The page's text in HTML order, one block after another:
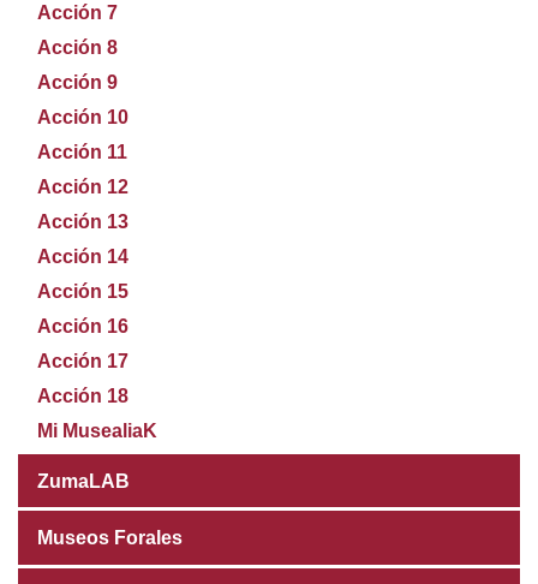
Acción 7
Acción 8
Acción 9
Acción 10
Acción 11
Acción 12
Acción 13
Acción 14
Acción 15
Acción 16
Acción 17
Acción 18
Mi MusealiaK
ZumaLAB
Museos Forales